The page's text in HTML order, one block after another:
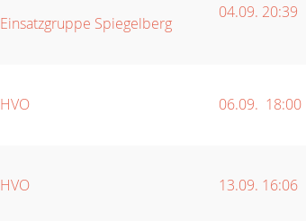
Einsatzgruppe Spiegelberg
04.09. 20:39
HVO 06.09. 18:00
HVO 13.09. 16:06